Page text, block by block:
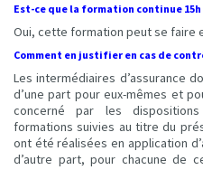
Est-ce que la formation continue
Oui, cette formation peut se faire
Comment en justifier en cas de
Les intermédiaires d’assurance
d’une part pour eux-mêmes et
concerné par les
formations suivies au titre du
ont été réalisées en application
d’autre part, pour chacune de